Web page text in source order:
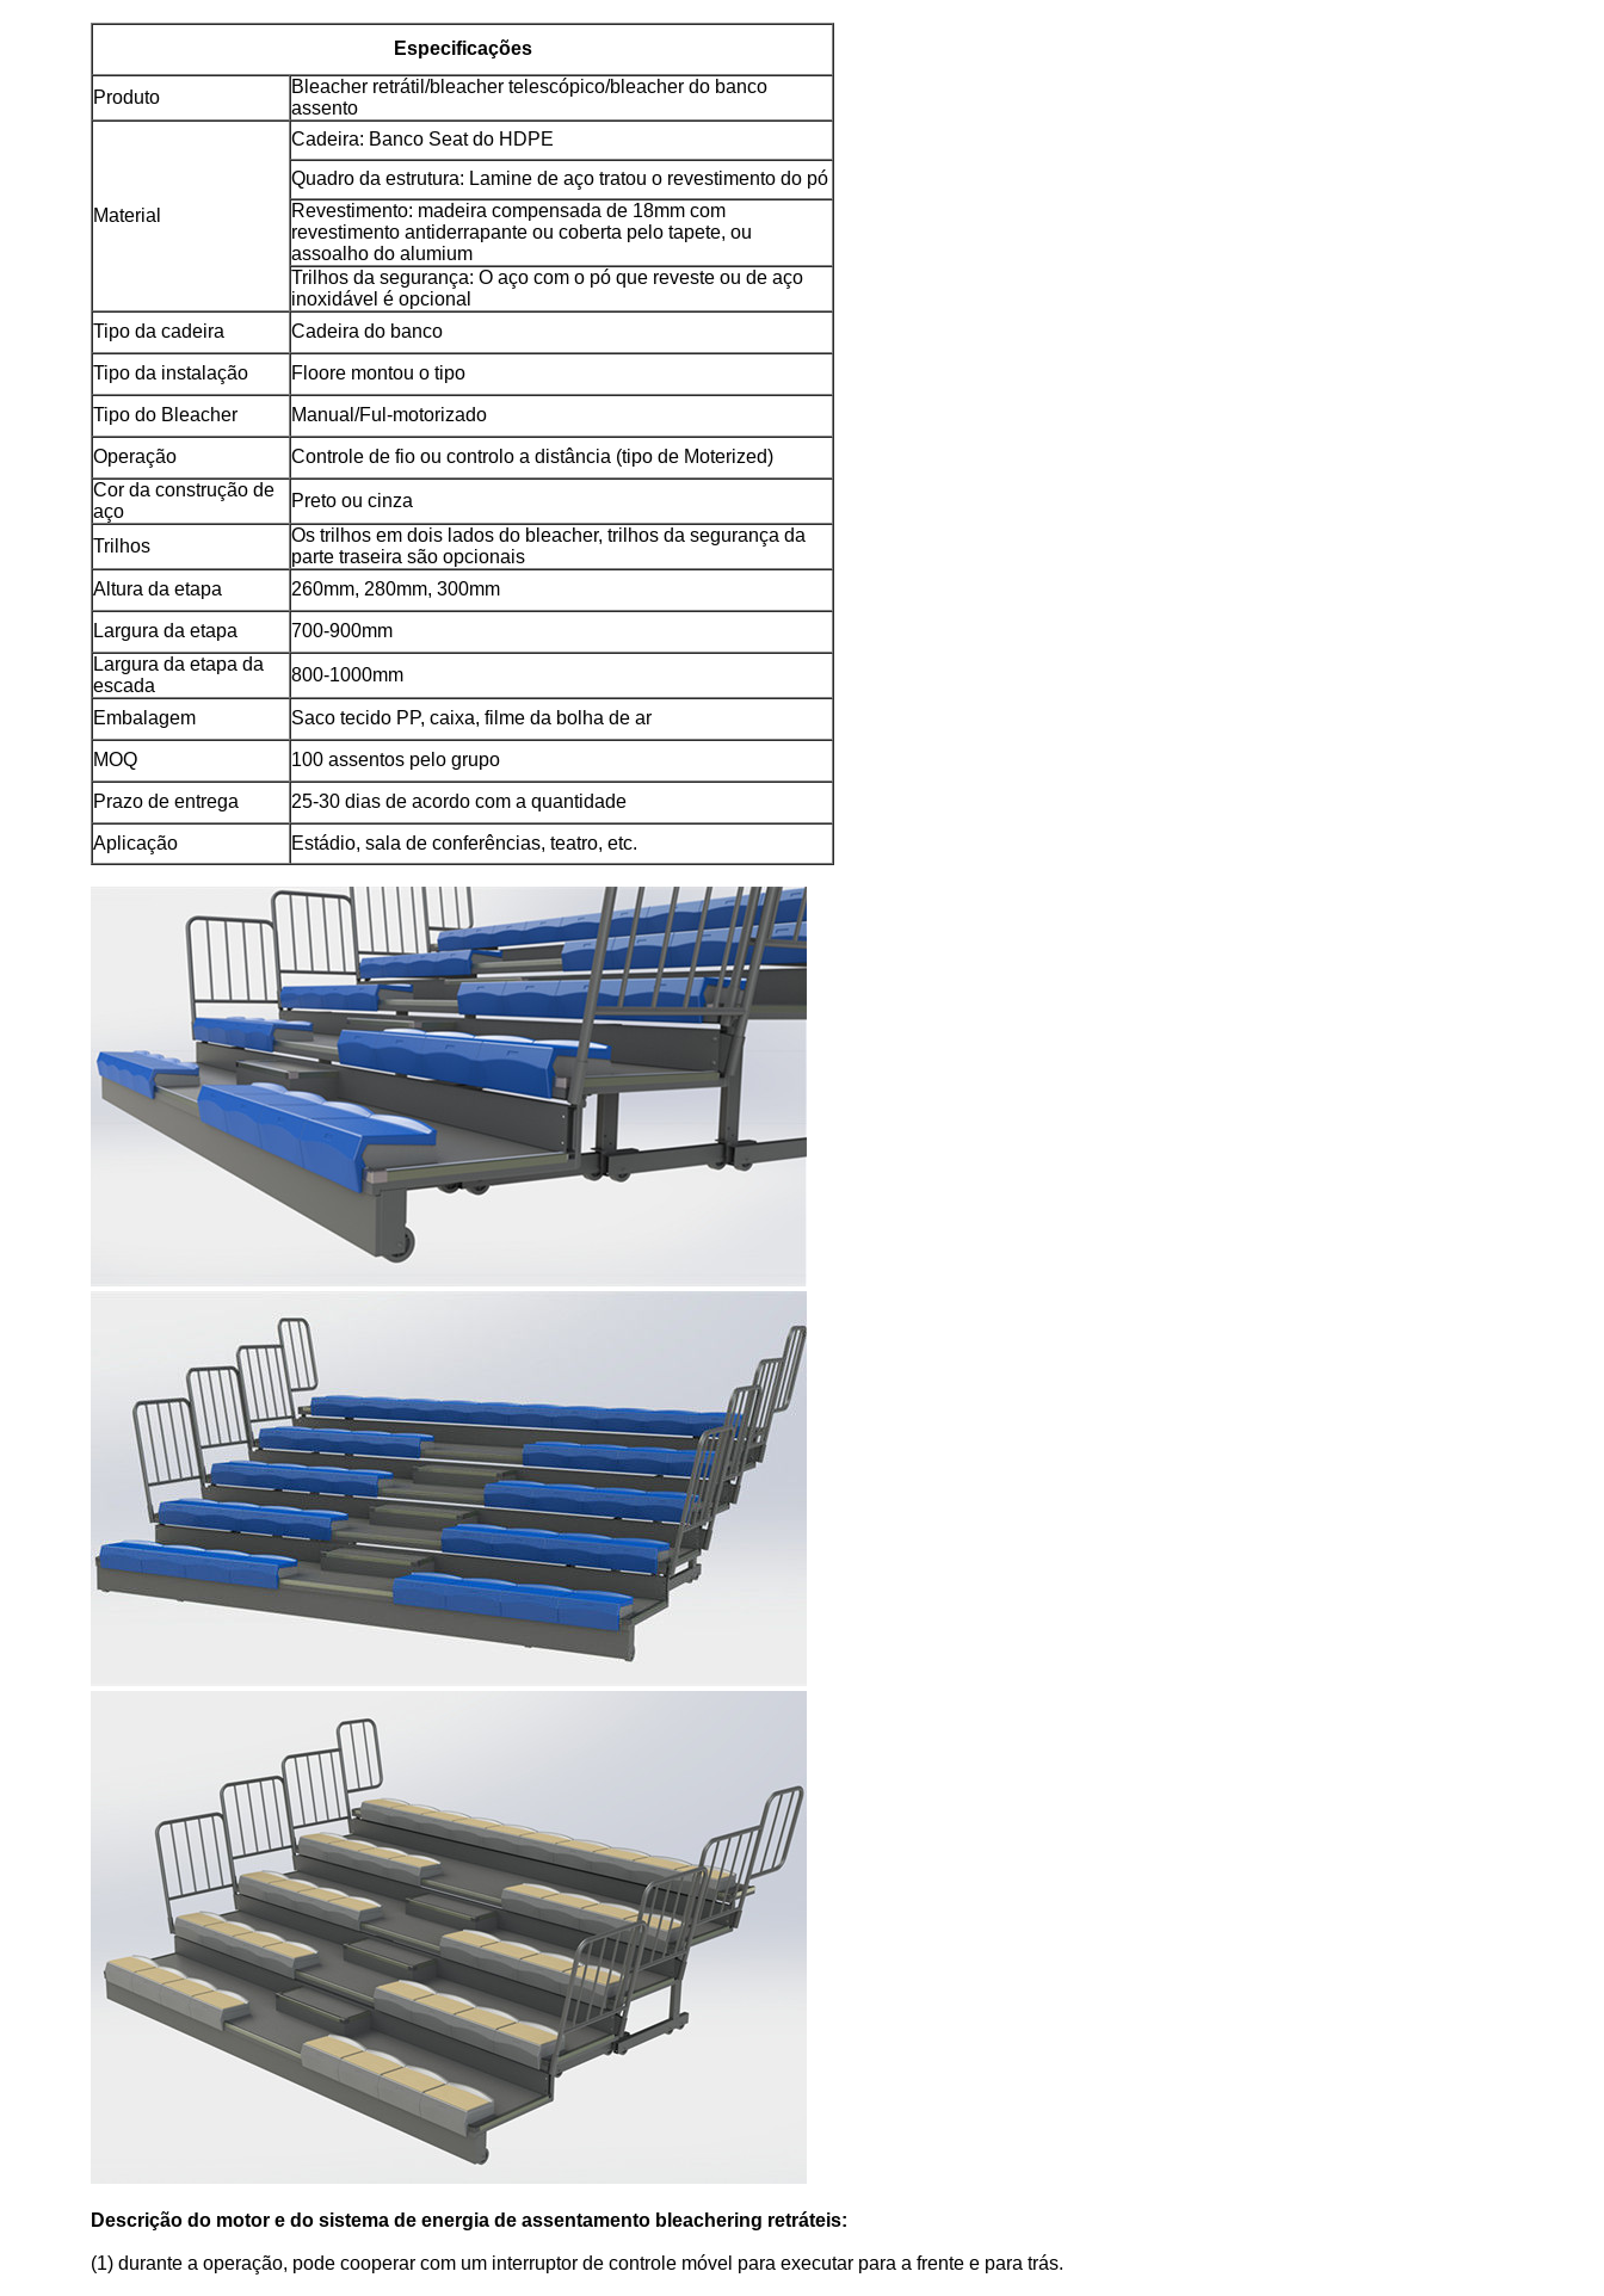
Especificações
Produto
Bleacher retrátil/bleacher telescópico/bleacher do banco
assento
Material
Cadeira: Banco Seat do HDPE
Quadro da estrutura: Lamine de aço tratou o revestimento do pó
Revestimento: madeira compensada de 18mm com
revestimento antiderrapante ou coberta pelo tapete, ou
assoalho do alumium
Trilhos da segurança: O aço com o pó que reveste ou de aço
inoxidável é opcional
Tipo da cadeira
Cadeira do banco
Tipo da instalação Floore montou o tipo
Tipo do Bleacher Manual/Ful-motorizado
Operação
Controle de fio ou controlo a distância (tipo de Moterized)
Cor da construção de
aço
Preto ou cinza
Trilhos
Os trilhos em dois lados do bleacher, trilhos da segurança da
parte traseira são opcionais
Altura da etapa
260mm, 280mm, 300mm
Largura da etapa
700-900mm
Largura da etapa da
escada
800-1000mm
Embalagem Saco tecido PP, caixa, filme da bolha de ar
MOQ 100 assentos pelo grupo
Prazo de entrega 25-30 dias de acordo com a quantidade
Aplicação Estádio, sala de conferências, teatro, etc.
Descrição do motor e do sistema de energia de assentamento bleachering retráteis:
(1) durante a operação, pode cooperar com um interruptor de controle móvel para executar para a frente e para trás.